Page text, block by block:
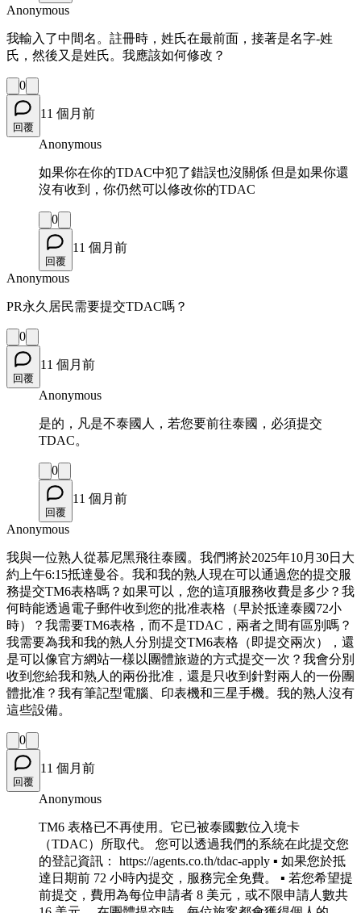
Anonymous
我輸入了中間名。註冊時，姓氏在最前面，接著是名字-姓
氏，然後又是姓氏。我應該如何修改？
0
回覆
11 個月前
Anonymous
如果你在你的TDAC中犯了錯誤也沒關係 但是如果你還
沒有收到，你仍然可以修改你的TDAC
0
回覆
11 個月前
Anonymous
PR永久居民需要提交TDAC嗎？
0
回覆
11 個月前
Anonymous
是的，凡是不泰國人，若您要前往泰國，必須提交
TDAC。
0
回覆
11 個月前
Anonymous
我與一位熟人從慕尼黑飛往泰國。我們將於2025年10月30日大
約上午6:15抵達曼谷。我和我的熟人現在可以通過您的提交服
務提交TM6表格嗎？如果可以，您的這項服務收費是多少？我
何時能透過電子郵件收到您的批准表格（早於抵達泰國72小
時）？我需要TM6表格，而不是TDAC，兩者之間有區別嗎？
我需要為我和我的熟人分別提交TM6表格（即提交兩次），還
是可以像官方網站一樣以團體旅遊的方式提交一次？我會分別
收到您給我和熟人的兩份批准，還是只收到針對兩人的一份團
體批准？我有筆記型電腦、印表機和三星手機。我的熟人沒有
這些設備。
0
回覆
11 個月前
Anonymous
TM6 表格已不再使用。它已被泰國數位入境卡
（TDAC）所取代。 您可以透過我們的系統在此提交您
的登記資訊： https://agents.co.th/tdac-apply ▪ 如果您於抵
達日期前 72 小時內提交，服務完全免費。 ▪ 若您希望提
前提交，費用為每位申請者 8 美元，或不限申請人數共